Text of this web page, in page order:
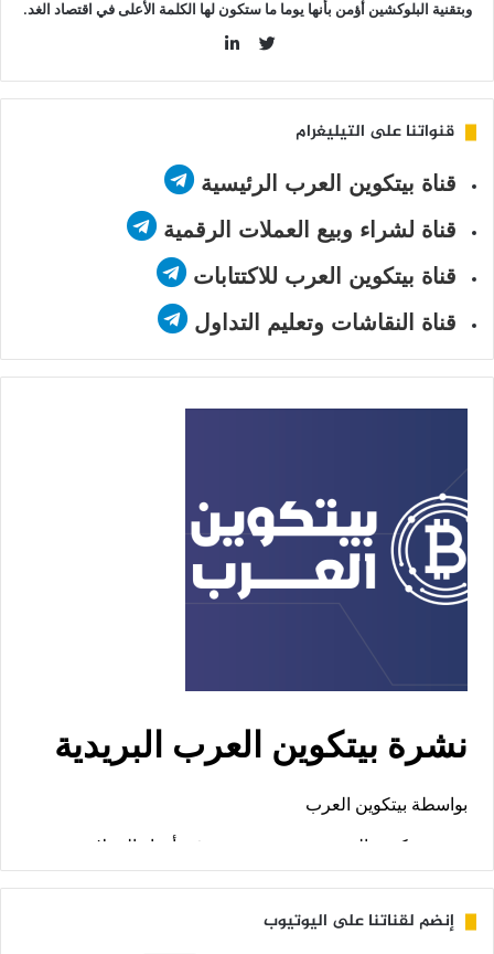
وبتقنية البلوكشين أؤمن بأنها يوما ما ستكون لها الكلمة الأعلى في اقتصاد الغد.
قنواتنا على التيليغرام
قناة بيتكوين العرب الرئيسية
قناة لشراء وبيع العملات الرقمية
قناة بيتكوين العرب للاكتتابات
قناة النقاشات وتعليم التداول
إنضم لقناتنا على اليوتيوب